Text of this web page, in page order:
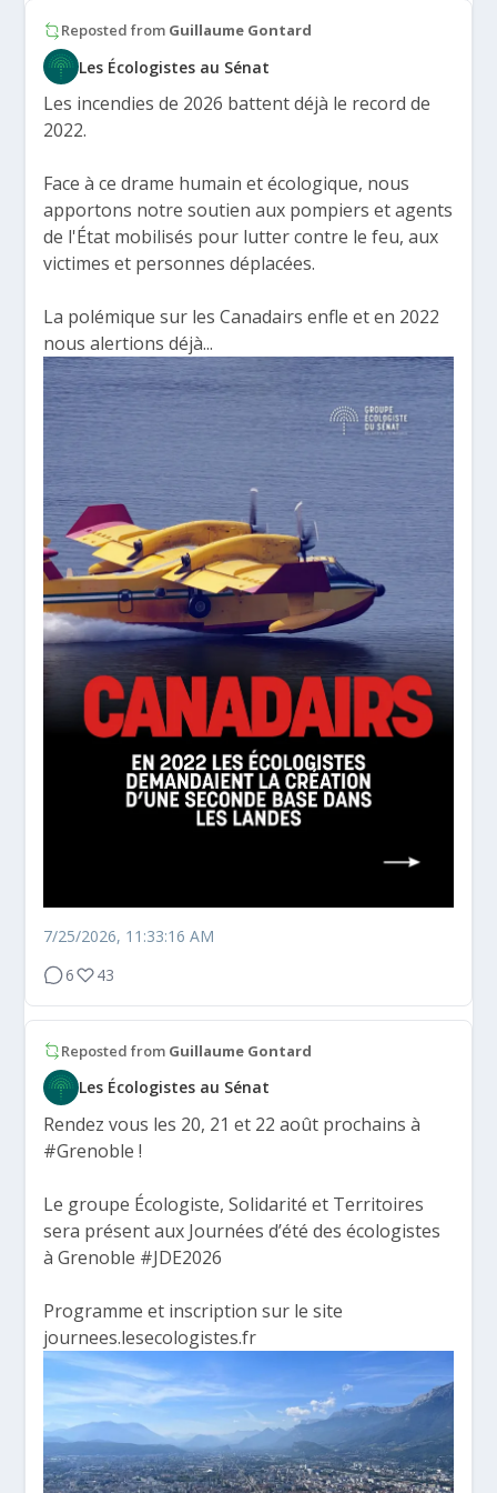
Reposted from Guillaume Gontard
Les Écologistes au Sénat
Les incendies de 2026 battent déjà le record de
2022.
Face à ce drame humain et écologique, nous
apportons notre soutien aux pompiers et agents
de l'État mobilisés pour lutter contre le feu, aux
victimes et personnes déplacées.
La polémique sur les Canadairs enfle et en 2022
nous alertions déjà...
7/25/2026, 11:33:16 AM
6
43
Reposted from Guillaume Gontard
Les Écologistes au Sénat
Rendez vous les 20, 21 et 22 août prochains à
#Grenoble !
Le groupe Écologiste, Solidarité et Territoires
sera présent aux Journées d’été des écologistes
à Grenoble #JDE2026
Programme et inscription sur le site
journees.lesecologistes.fr